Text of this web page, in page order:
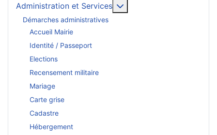
Administration et Services
Démarches administratives
Accueil Mairie
Identité / Passeport
Elections
Recensement militaire
Mariage
Carte grise
Cadastre
Hébergement